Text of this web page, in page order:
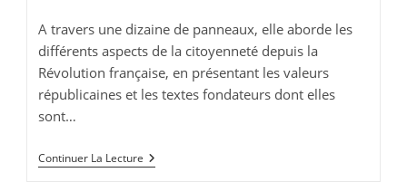
lecture :
A travers une dizaine de panneaux, elle aborde les
différents aspects de la citoyenneté depuis la
Révolution française, en présentant les valeurs
républicaines et les textes fondateurs dont elles
sont…
Continuer La Lecture Exposition
: